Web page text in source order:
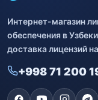
Интернет-магазин
обеспечения в
доставка лицензий
+998 71 200